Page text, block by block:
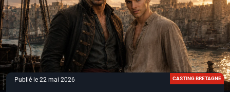
ANNONCER
FAQ
S’inscrire
CONNEXION
Publié le 22 mai 2026
CASTING BRETAGNE